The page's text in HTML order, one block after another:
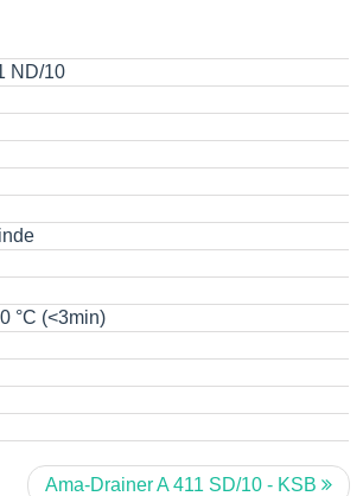
ND/10
°C (<3min)
Ama-Drainer A 411 SD/10 - KSB